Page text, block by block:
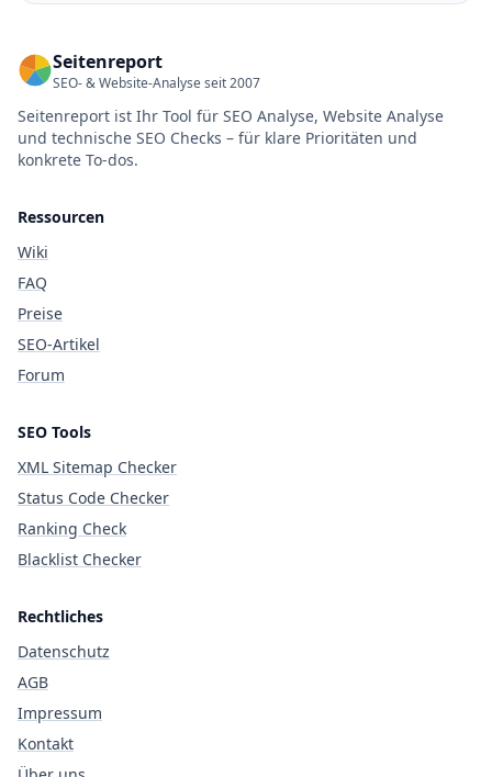
Seitenreport
SEO- & Website-Analyse seit 2007
Seitenreport ist Ihr Tool für SEO Analyse, Website Analyse
und technische SEO Checks – für klare Prioritäten und
konkrete To-dos.
Ressourcen
Wiki
FAQ
Preise
SEO-Artikel
Forum
SEO Tools
XML Sitemap Checker
Status Code Checker
Ranking Check
Blacklist Checker
Rechtliches
Datenschutz
AGB
Impressum
Kontakt